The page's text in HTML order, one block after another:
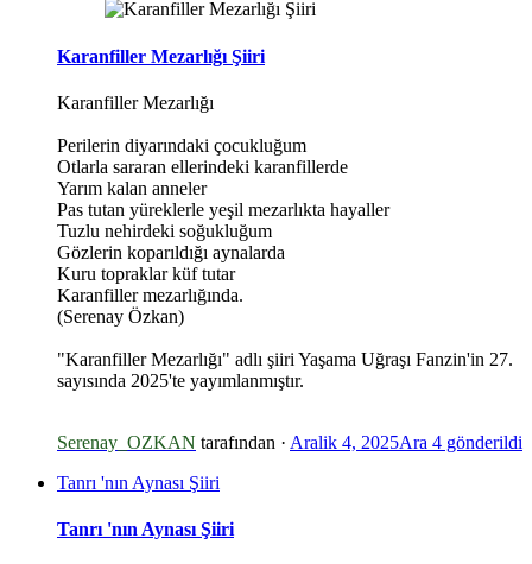
Karanfiller Mezarlığı Şiiri
Karanfiller Mezarlığı
Perilerin diyarındaki çocukluğum
Otlarla sararan ellerindeki karanfillerde
Yarım kalan anneler
Pas tutan yüreklerle yeşil mezarlıkta hayaller
Tuzlu nehirdeki soğukluğum
Gözlerin koparıldığı aynalarda
Kuru topraklar küf tutar
Karanfiller mezarlığında.
(Serenay Özkan)
"Karanfiller Mezarlığı" adlı şiiri Yaşama Uğraşı Fanzin'in 27.
sayısında 2025'te yayımlanmıştır.
Serenay_OZKAN tarafından · Aralik 4, 2025Ara 4 gönderildi
Tanrı 'nın Aynası Şiiri
Tanrı 'nın Aynası Şiiri